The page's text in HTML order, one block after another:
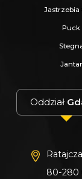
Jastrzebia
Puck
Jantar
Oddział
80-280